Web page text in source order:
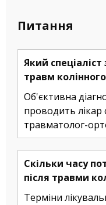
Питання
Який
травм
Об'єктивна
проводить лікар
травматолог-
Скільки часу
після травми
Терміни